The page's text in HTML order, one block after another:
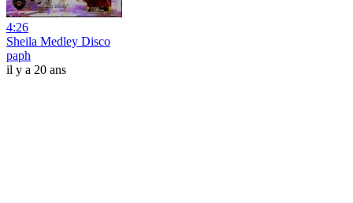
4:26
Sheila Medley Disco
paph
il y a 20 ans